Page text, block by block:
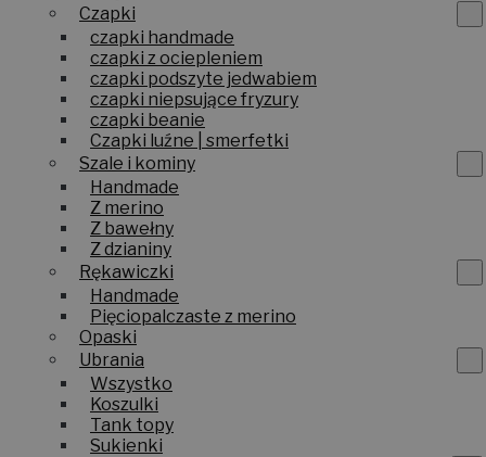
Czapki
czapki handmade
czapki z ociepleniem
czapki podszyte jedwabiem
czapki niepsujące fryzury
czapki beanie
Czapki luźne | smerfetki
Szale i kominy
Handmade
Z merino
Z bawełny
Z dzianiny
Rękawiczki
Handmade
Pięciopalczaste z merino
Opaski
Ubrania
Wszystko
Koszulki
Tank topy
Sukienki